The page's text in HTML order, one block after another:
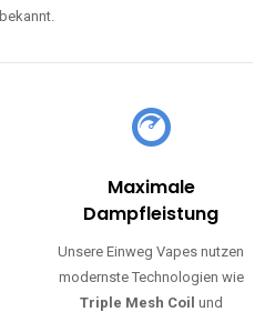
bekannt.
Maximale
Dampfleistung
Unsere Einweg Vapes nutzen
modernste Technologien wie
Triple Mesh Coil und